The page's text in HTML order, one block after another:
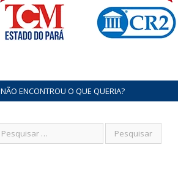
NÃO ENCONTROU O QUE QUERIA?